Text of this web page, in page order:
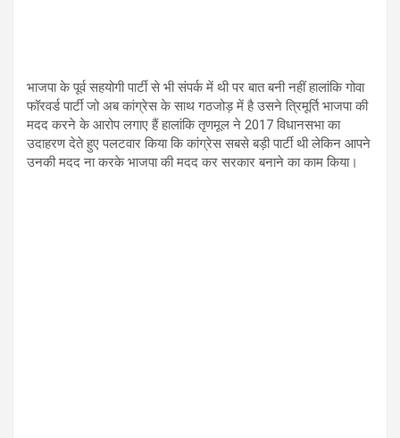
भाजपा के पूर्व सहयोगी पार्टी से भी संपर्क में थी पर बात बनी नहीं हालांकि गोवा
फॉरवर्ड पार्टी जो अब कांग्रेस के साथ गठजोड़ में है उसने त्रिमूर्ति भाजपा की
मदद करने के आरोप लगाए हैं हालांकि तृणमूल ने 2017 विधानसभा का
उदाहरण देते हुए पलटवार किया कि कांग्रेस सबसे बड़ी पार्टी थी लेकिन आपने
उनकी मदद ना करके भाजपा की मदद कर सरकार बनाने का काम किया।